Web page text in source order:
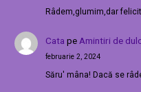
Râdem,glumim,dar
Cata peAmintiri de
februarie 2, 2024
Săru' mâna! Dacă se